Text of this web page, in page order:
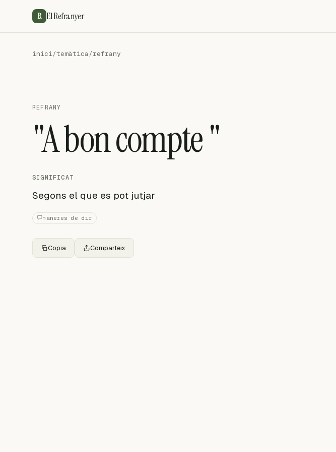
R El Refranyer
inici/temàtica/refrany
REFRANY
"A bon compte "
SIGNIFICAT
Segons el que es pot jutjar
maneres de dir
Copia Comparteix